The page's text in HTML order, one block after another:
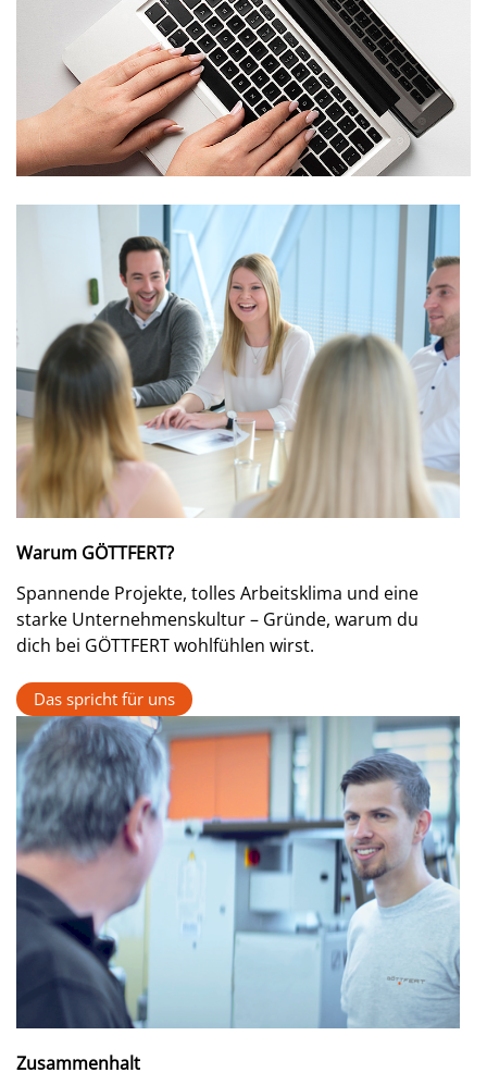
Warum GÖTTFERT?
Spannende Projekte, tolles Arbeitsklima und eine
starke Unternehmenskultur – Gründe, warum du
dich bei GÖTTFERT wohlfühlen wirst.
Das spricht für uns
Zusammenhalt